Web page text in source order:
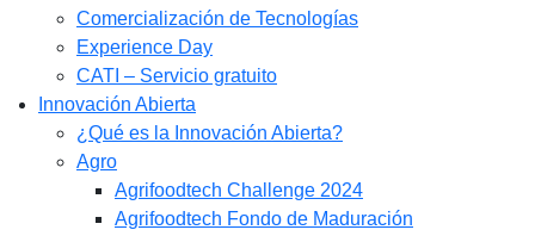
Comercialización de Tecnologías
Experience Day
CATI – Servicio gratuito
Innovación Abierta
¿Qué es la Innovación Abierta?
Agro
Agrifoodtech Challenge 2024
Agrifoodtech Fondo de Maduración